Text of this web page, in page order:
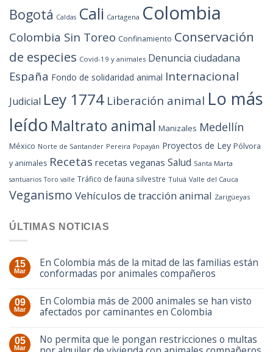
Bogotá Caldas Cali Cartagena Colombia
Colombia Sin Toreo Confinamiento Conservación
de especies Covid-19 y animales Denuncia ciudadana
España Fondo de solidaridad animal Internacional
Judicial Ley 1774 Liberación animal Lo más
leído Maltrato animal Manizales Medellín
México Norte de Santander Pereira Popayán Proyectos de Ley Pólvora
y animales Recetas recetas veganas Salud Santa Marta
santuarios Toro valle Tráfico de fauna silvestre Tuluá Valle del Cauca
Veganismo Vehículos de tracción animal Zarigüeyas
ÚLTIMAS NOTICIAS
15
Mar
En Colombia más de la mitad de las familias están
conformadas por animales compañeros
09
Mar
En Colombia más de 2000 animales se han visto
afectados por caminantes en Colombia
05
Mar
No permita que le pongan restricciones o multas